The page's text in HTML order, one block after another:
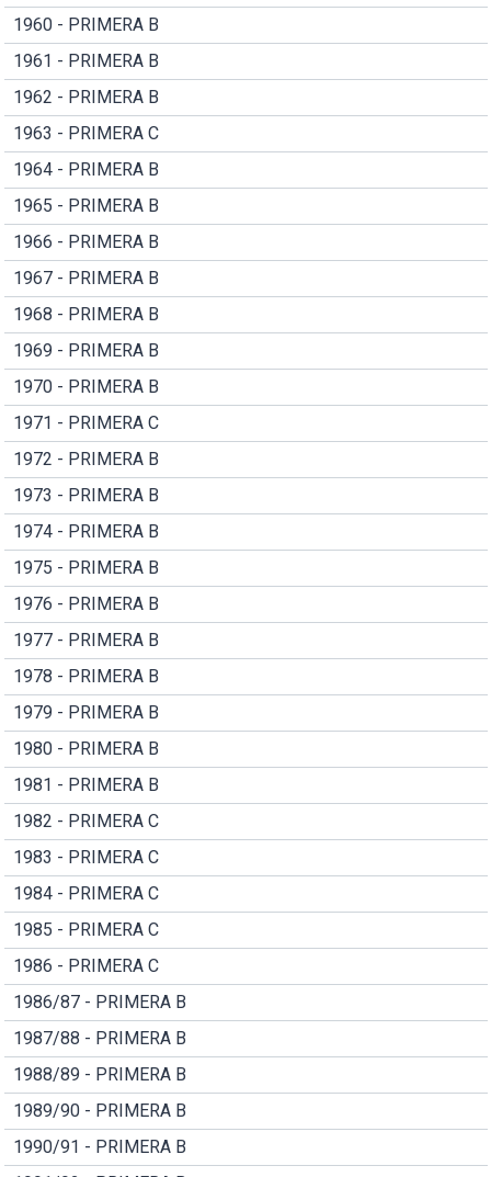
1960 - PRIMERA B
1961 - PRIMERA B
1962 - PRIMERA B
1963 - PRIMERA C
1964 - PRIMERA B
1965 - PRIMERA B
1966 - PRIMERA B
1967 - PRIMERA B
1968 - PRIMERA B
1969 - PRIMERA B
1970 - PRIMERA B
1971 - PRIMERA C
1972 - PRIMERA B
1973 - PRIMERA B
1974 - PRIMERA B
1975 - PRIMERA B
1976 - PRIMERA B
1977 - PRIMERA B
1978 - PRIMERA B
1979 - PRIMERA B
1980 - PRIMERA B
1981 - PRIMERA B
1982 - PRIMERA C
1983 - PRIMERA C
1984 - PRIMERA C
1985 - PRIMERA C
1986 - PRIMERA C
1986/87 - PRIMERA B
1987/88 - PRIMERA B
1988/89 - PRIMERA B
1989/90 - PRIMERA B
1990/91 - PRIMERA B